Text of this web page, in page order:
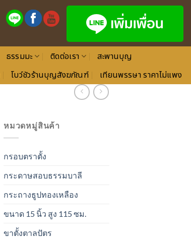
ธรรมมะ ติดต่อเรา
สะพานบุญ
โบว์ชัวร้านบุญสังฆภัณฑ์ เทียนพรรษา ราคาไม่แพง
หมวดหมู่สินค้า
กรอบตราตั้ง
กระดาษสอบธรรมบาลี
กระถางธูปทองเหลือง
ขนาด 15 นิ้ว สูง 115 ซม.
ขาตั้งตาลปัตร